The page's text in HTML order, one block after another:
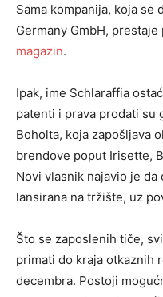
Sama kompanija, koja se
Germany GmbH,
magazin.
Ipak, ime Schlaraffia
patenti i prava prodati su
Boholta, koja zapošljava
brendove poput Irisette,
Novi vlasnik najavio je
lansirana na tržište, uz
Što se zaposlenih tiče,
primati do kraja otkaznih
decembra. Postoji